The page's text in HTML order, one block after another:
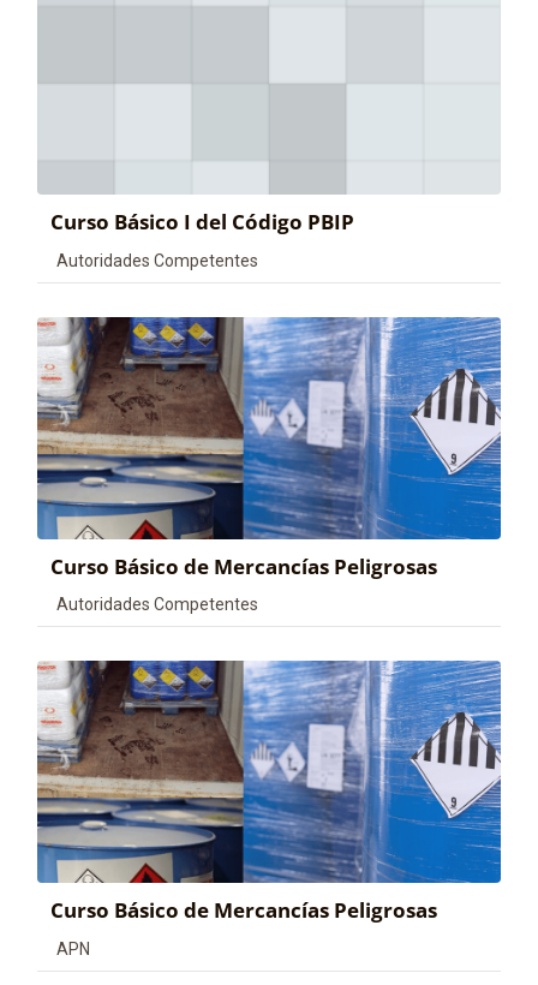
Curso Básico I del Código PBIP
Categoría de cursos
Autoridades Competentes
Curso Básico de Mercancías Peligrosas
Categoría de cursos
Autoridades Competentes
Curso Básico de Mercancías Peligrosas
Categoría de cursos
APN